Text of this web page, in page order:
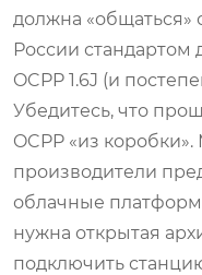
должна
России стандартом
OCPP 1.6J (и
Убедитесь, что
OCPP «из
производители
облачные
нужна открытая
подключить